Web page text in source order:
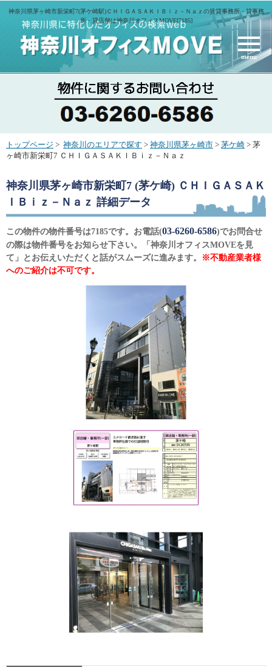
神奈川県茅ヶ崎市新栄町7(茅ケ崎駅)ＣＨＩＧＡＳＡＫＩＢｉｚ－Ｎａｚの賃貸事務所・貸事務
所・貸店舗は神奈川オフィスMOVE[7185]
menu
トップページ > 神奈川のエリアで探す > 神奈川県茅ヶ崎市 > 茅ケ崎 > 茅
ヶ崎市新栄町7 ＣＨＩＧＡＳＡＫＩＢｉｚ－Ｎａｚ
神奈川県茅ヶ崎市新栄町7 (茅ケ崎) ＣＨＩＧＡＳＡＫ
ＩＢｉｚ－Ｎａｚ 詳細データ
この物件の物件番号は7185です。お電話(03-6260-6586)でお問合せ
の際は物件番号をお知らせ下さい。「神奈川オフィスMOVEを見
て」とお伝えいただくと話がスムーズに進みます。
※不動産業者様
へのご紹介は不可です。